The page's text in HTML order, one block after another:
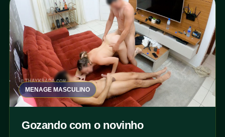
MENAGE MASCULINO
Gozando com o novinho